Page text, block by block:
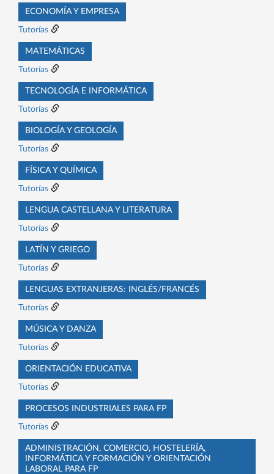
ECONOMÍA Y EMPRESA
Tutorías
MATEMÁTICAS
Tutorías
TECNOLOGÍA E INFORMÁTICA
Tutorías
BIOLOGÍA Y GEOLOGÍA
Tutorías
FÍSICA Y QUÍMICA
Tutorías
LENGUA CASTELLANA Y LITERATURA
Tutorías
LATÍN Y GRIEGO
Tutorías
LENGUAS EXTRANJERAS: INGLÉS/FRANCÉS
Tutorías
MÚSICA Y DANZA
Tutorías
ORIENTACIÓN EDUCATIVA
Tutorías
PROCESOS INDUSTRIALES PARA FP
Tutorías
ADMINISTRACIÓN, COMERCIO, HOSTELERÍA,
INFORMÁTICA Y FORMACIÓN Y ORIENTACIÓN
LABORAL PARA FP